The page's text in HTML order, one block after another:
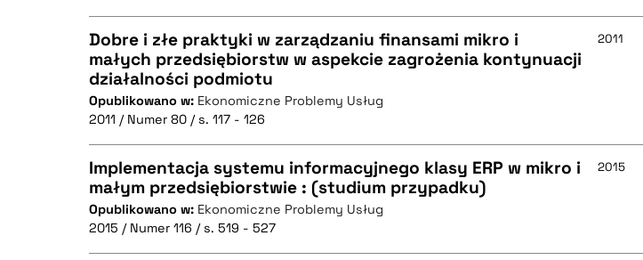
BIBTEX
CZYSTY TEKST
BIBTEX
Dobre i złe praktyki w zarządzaniu finansami mikro i
małych przedsiębiorstw w aspekcie zagrożenia kontynuacji
działalności podmiotu
Opublikowano w: Ekonomiczne Problemy Usług
2011 / Numer 80 / s. 117 - 126
2011
CZYSTY TEKST
Implementacja systemu informacyjnego klasy ERP w mikro i
małym przedsiębiorstwie : (studium przypadku)
Opublikowano w: Ekonomiczne Problemy Usług
2015 / Numer 116 / s. 519 - 527
2015